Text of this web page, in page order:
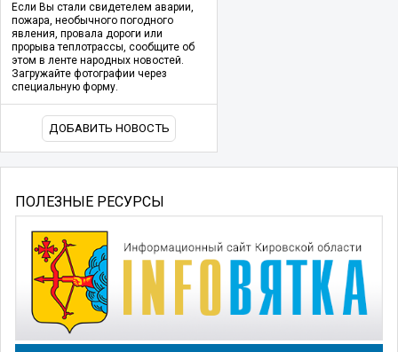
Если Вы стали свидетелем аварии,
пожара, необычного погодного
явления, провала дороги или
прорыва теплотрассы, сообщите об
этом в ленте народных новостей.
Загружайте фотографии через
специальную форму.
ДОБАВИТЬ НОВОСТЬ
ПОЛЕЗНЫЕ РЕСУРСЫ